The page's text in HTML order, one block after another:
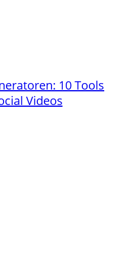
10 Tools
Videos